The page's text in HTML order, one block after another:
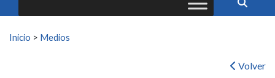
Buscar:
Inicio > Medios
Volver